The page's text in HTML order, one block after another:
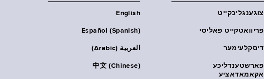
צוגענגליכקייט
פּריוואטקייט פּאליסי
דיסקלעימער
פארשטענדליכע
אקאמאדאציע
English
Español (Spanish)
العربية (Arabic)
中文 (Chinese)